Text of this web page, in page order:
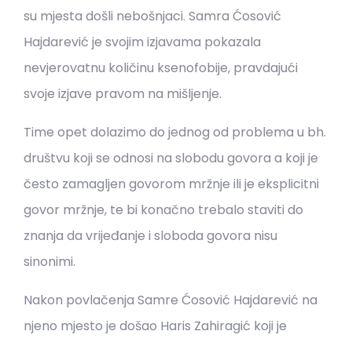
su mjesta došli nebošnjaci. Samra Ćosović
Hajdarević je svojim izjavama pokazala
nevjerovatnu količinu ksenofobije, pravdajući
svoje izjave pravom na mišljenje.
Time opet dolazimo do jednog od problema u bh.
društvu koji se odnosi na slobodu govora a koji je
često zamagljen govorom mržnje ili je eksplicitni
govor mržnje, te bi konačno trebalo staviti do
znanja da vrijeđanje i sloboda govora nisu
sinonimi.
Nakon povlačenja Samre Ćosović Hajdarević na
njeno mjesto je došao Haris Zahiragić koji je